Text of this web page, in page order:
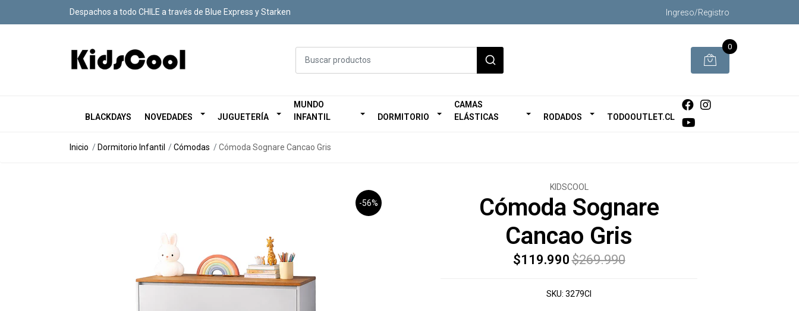
Despachos a todo CHILE a través de Blue Express y Starken Ingreso/Registro
0
BLACKDAYS NOVEDADES JUGUETERÍA
MUNDO
INFANTIL
DORMITORIO
CAMAS
ELÁSTICAS
RODADOS TODOOUTLET.CL
Inicio Dormitorio Infantil Cómodas Cómoda Sognare Cancao Gris
-56%
KIDSCOOL
Cómoda Sognare
Cancao Gris
$119.990$269.990
SKU: 3279CI